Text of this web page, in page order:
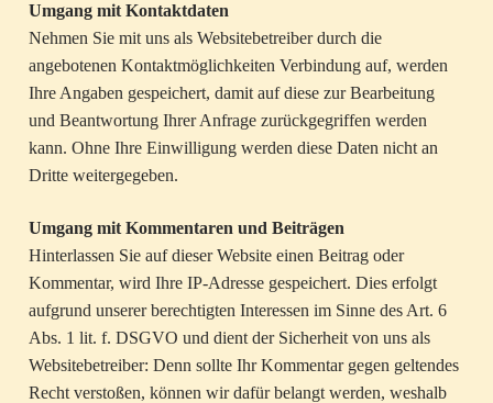
Umgang mit Kontaktdaten
Nehmen Sie mit uns als Websitebetreiber durch die
angebotenen Kontaktmöglichkeiten Verbindung auf, werden
Ihre Angaben gespeichert, damit auf diese zur Bearbeitung
und Beantwortung Ihrer Anfrage zurückgegriffen werden
kann. Ohne Ihre Einwilligung werden diese Daten nicht an
Dritte weitergegeben.
Umgang mit Kommentaren und Beiträgen
Hinterlassen Sie auf dieser Website einen Beitrag oder
Kommentar, wird Ihre IP-Adresse gespeichert. Dies erfolgt
aufgrund unserer berechtigten Interessen im Sinne des Art. 6
Abs. 1 lit. f. DSGVO und dient der Sicherheit von uns als
Websitebetreiber: Denn sollte Ihr Kommentar gegen geltendes
Recht verstoßen, können wir dafür belangt werden, weshalb